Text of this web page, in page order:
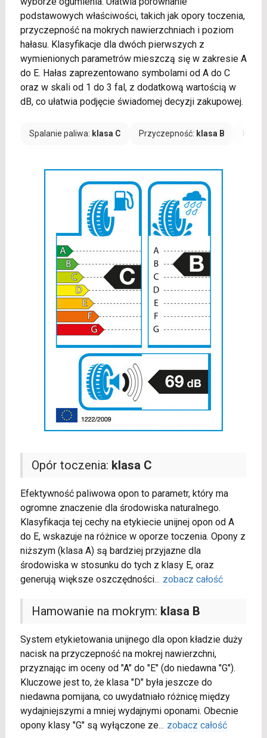
podstawowych właściwości, takich jak opory toczenia,
przyczepność na mokrych nawierzchniach i poziom
hałasu. Klasyfikacje dla dwóch pierwszych z
wymienionych parametrów mieszczą się w zakresie A
do E. Hałas zaprezentowano symbolami od A do C
oraz w skali od 1 do 3 fal, z dodatkową wartością w
dB, co ułatwia podjęcie świadomej decyzji zakupowej.
Spalanie paliwa: klasa C Przyczepność: klasa B
Opór toczenia: klasa C
Efektywność paliwowa opon to parametr, który ma
ogromne znaczenie dla środowiska naturalnego.
Klasyfikacja tej cechy na etykiecie unijnej opon od A
do E, wskazuje na różnice w oporze toczenia. Opony z
niższym (klasa A) są bardziej przyjazne dla
środowiska w stosunku do tych z klasy E, oraz
generują większe oszczędności... zobacz całość
Hamowanie na mokrym: klasa B
System etykietowania unijnego dla opon kładzie duży
nacisk na przyczepność na mokrej nawierzchni,
przyznając im oceny od "A" do "E" (do niedawna "G").
Kluczowe jest to, że klasa "D" była jeszcze do
niedawna pomijana, co uwydatniało różnicę między
wydajniejszymi a mniej wydajnymi oponami. Obecnie
opony klasy "G" są wyłączone ze... zobacz całość